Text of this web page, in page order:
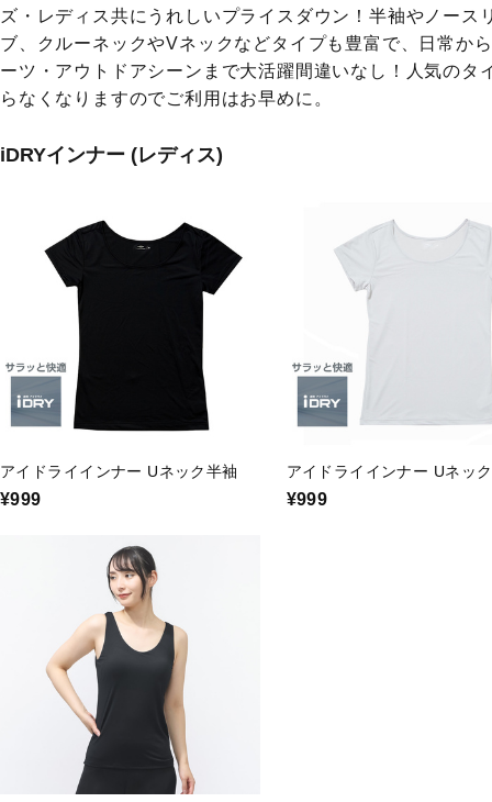
ズ・レディス共にうれしいプライスダウン！半袖やノース
ブ、クルーネックやVネックなどタイプも豊富で、日常か
ーツ・アウトドアシーンまで大活躍間違いなし！人気のタ
らなくなりますのでご利用はお早めに。
iDRYインナー (レディス)
アイドライインナー Uネック半袖
¥999
アイドライインナー Uネッ
¥999